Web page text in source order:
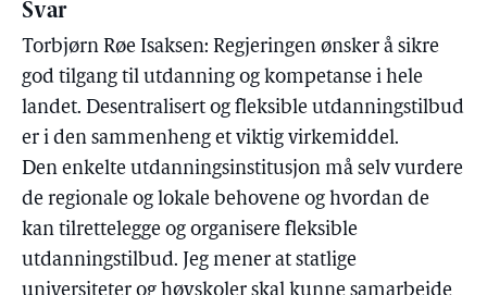
Svar
Torbjørn Røe Isaksen: Regjeringen ønsker å sikre
god tilgang til utdanning og kompetanse i hele
landet. Desentralisert og fleksible utdanningstilbud
er i den sammenheng et viktig virkemiddel.
Den enkelte utdanningsinstitusjon må selv vurdere
de regionale og lokale behovene og hvordan de
kan tilrettelegge og organisere fleksible
utdanningstilbud. Jeg mener at statlige